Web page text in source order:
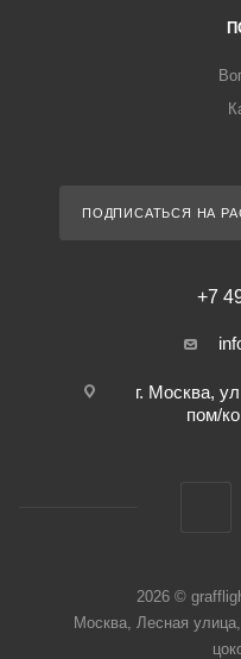
ПОДПИСАТЬСЯ НА
+7
г. Москва,
пом/
2026 ©
Москва, Лесная